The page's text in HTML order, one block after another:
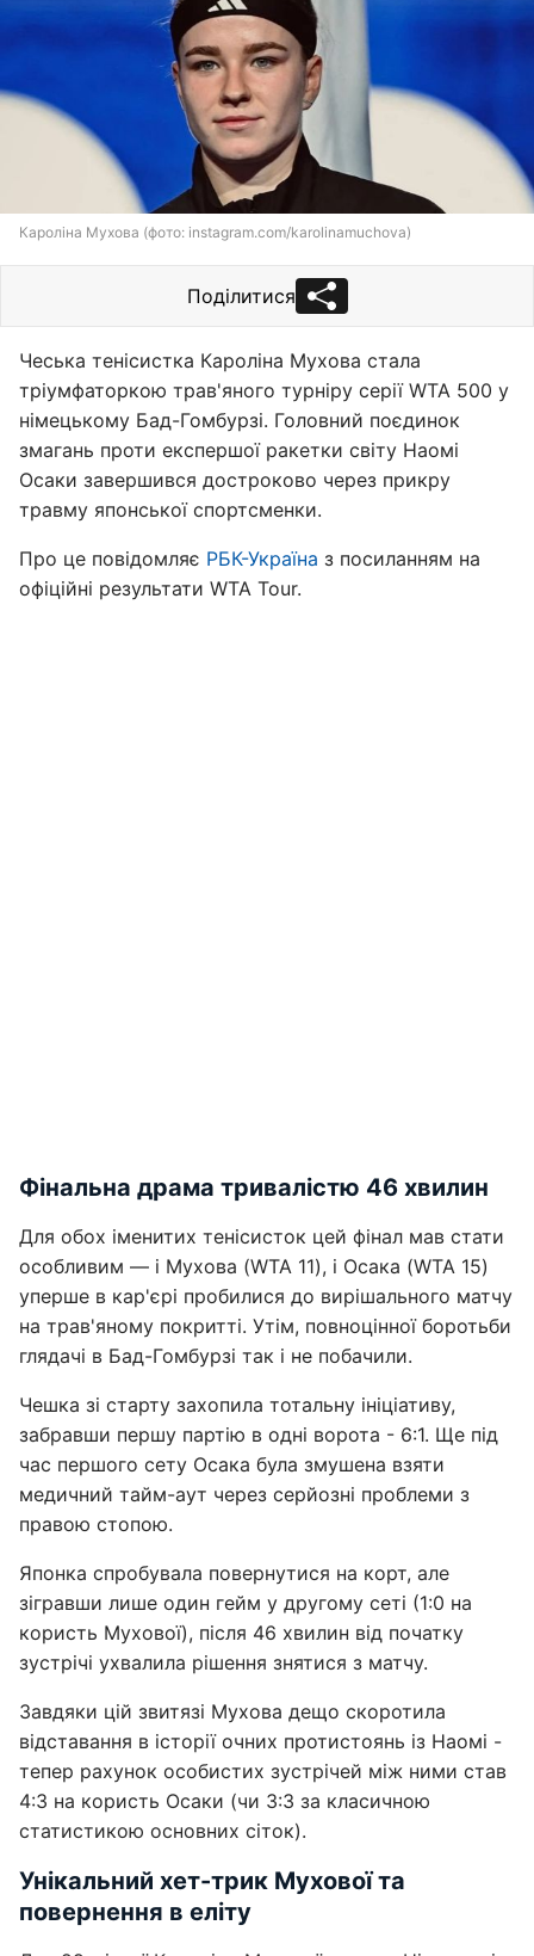
Кароліна Мухова (фото: instagram.com/karolinamuchova)
Поділитися
Чеська тенісистка Кароліна Мухова стала
тріумфаторкою трав'яного турніру серії WTA 500 у
німецькому Бад-Гомбурзі. Головний поєдинок
змагань проти експершої ракетки світу Наомі
Осаки завершився достроково через прикру
травму японської спортсменки.
Про це повідомляє РБК-Україна з посиланням на
офіційні результати WTA Tour.
Фінальна драма тривалістю 46 хвилин
Для обох іменитих тенісисток цей фінал мав стати
особливим — і Мухова (WTA 11), і Осака (WTA 15)
уперше в кар'єрі пробилися до вирішального матчу
на трав'яному покритті. Утім, повноцінної боротьби
глядачі в Бад-Гомбурзі так і не побачили.
Чешка зі старту захопила тотальну ініціативу,
забравши першу партію в одні ворота - 6:1. Ще під
час першого сету Осака була змушена взяти
медичний тайм-аут через серйозні проблеми з
правою стопою.
Японка спробувала повернутися на корт, але
зігравши лише один гейм у другому сеті (1:0 на
користь Мухової), після 46 хвилин від початку
зустрічі ухвалила рішення знятися з матчу.
Завдяки цій звитязі Мухова дещо скоротила
відставання в історії очних протистоянь із Наомі -
тепер рахунок особистих зустрічей між ними став
4:3 на користь Осаки (чи 3:3 за класичною
статистикою основних сіток).
Унікальний хет-трик Мухової та
повернення в еліту